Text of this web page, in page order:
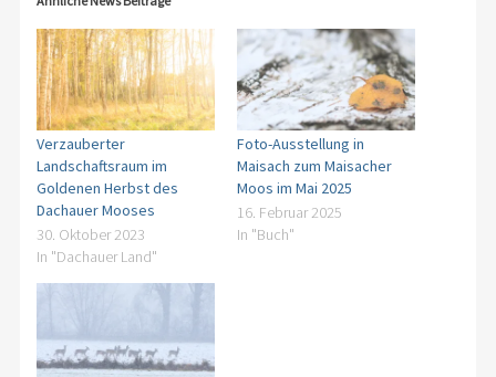
Verzauberter
Landschaftsraum im
Goldenen Herbst des
Dachauer Mooses
30. Oktober 2023
In "Dachauer Land"
Foto-Ausstellung in
Maisach zum Maisacher
Moos im Mai 2025
16. Februar 2025
In "Buch"